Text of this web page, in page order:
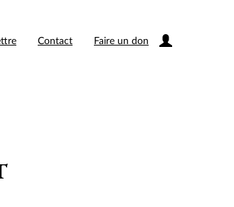
Contact Faire un don